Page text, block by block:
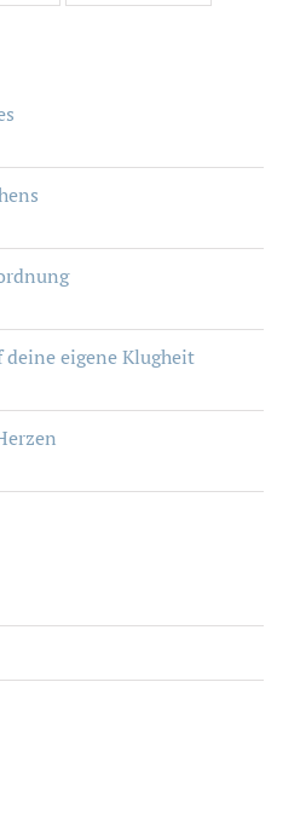
deine eigene Klugheit